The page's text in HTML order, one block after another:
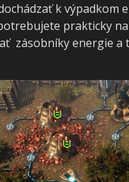
k výpadkom
prakticky
zásobníky energie a